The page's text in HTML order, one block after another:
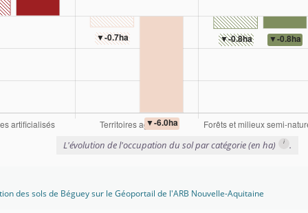
L'évolution de l'occupation du sol par catégorie (en ha) i .
des sols de Béguey sur le Géoportail de l'ARB Nouvelle-Aquitaine